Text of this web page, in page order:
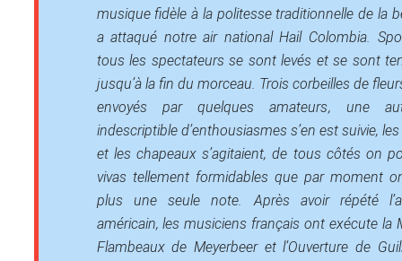
musique fidèle à la politesse traditionnelle de la
a attaqué notre air nationalHail Colombia.
tous les spectateurs se sont levés et se sont
jusqu’à la fin du morceau. Trois corbeilles de
envoyés par quelques amateurs, une
indescriptible d’enthousiasmes s’en est suivie,
et les chapeaux s’agitaient, de tous côtés on
vivas tellement formidables que par moment
plus une seule note. Après avoir répété
américain, les musiciens français ont exécute la
Flambeauxde Meyerbeer et l’Ouverture de